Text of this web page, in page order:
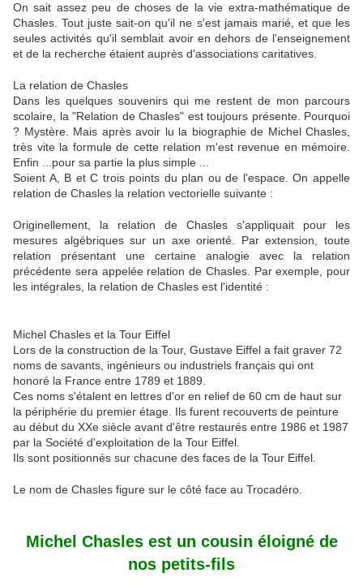
On sait assez peu de choses de la vie extra-mathématique de
Chasles. Tout juste sait-on qu'il ne s'est jamais marié, et que les
seules activités qu'il semblait avoir en dehors de l'enseignement
et de la recherche étaient auprès d'associations caritatives.
La relation de Chasles
Dans les quelques souvenirs qui me restent de mon parcours
scolaire, la "Relation de Chasles" est toujours présente. Pourquoi
? Mystère. Mais après avoir lu la biographie de Michel Chasles,
très vite la formule de cette relation m'est revenue en mémoire.
Enfin ...pour sa partie la plus simple ...
Soient A, B et C trois points du plan ou de l'espace. On appelle
relation de Chasles la relation vectorielle suivante :
Originellement, la relation de Chasles s'appliquait pour les
mesures algébriques sur un axe orienté. Par extension, toute
relation présentant une certaine analogie avec la relation
précédente sera appelée relation de Chasles. Par exemple, pour
les intégrales, la relation de Chasles est l'identité :
Michel Chasles et la Tour Eiffel
Lors de la construction de la Tour, Gustave Eiffel a fait graver 72
noms de savants, ingénieurs ou industriels français qui ont
honoré la France entre 1789 et 1889.
Ces noms s'étalent en lettres d'or en relief de 60 cm de haut sur
la périphérie du premier étage. Ils furent recouverts de peinture
au début du XXe siècle avant d'être restaurés entre 1986 et 1987
par la Société d'exploitation de la Tour Eiffel.
Ils sont positionnés sur chacune des faces de la Tour Eiffel.
Le nom de Chasles figure sur le côté face au Trocadéro.
Michel Chasles est un cousin éloigné de
nos petits-fils